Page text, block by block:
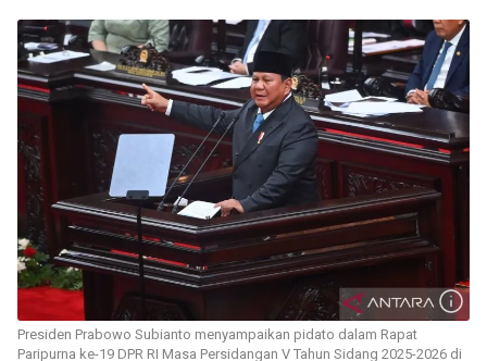
Presiden Prabowo Subianto menyampaikan pidato dalam Rapat
Paripurna ke-19 DPR RI Masa Persidangan V Tahun Sidang 2025-2026 di